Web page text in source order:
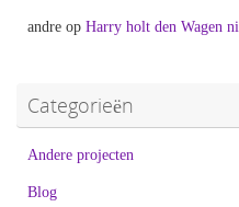
andre op Harry holt den Wagen
Categorieën
Andere projecten
Blog